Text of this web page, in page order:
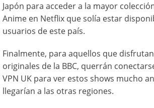
Japón para acceder a la mayor
Anime en Netflix que solía estar
usuarios de este país.
Finalmente, para aquellos que
originales de la BBC, querrán
VPN UK para ver estos shows mucho
llegarían a las otras regiones.